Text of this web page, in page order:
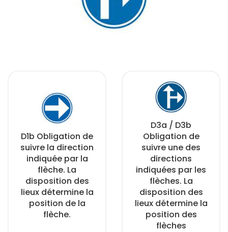
D1b Obligation de
suivre la direction
indiquée par la
flèche. La
disposition des
lieux détermine la
position de la
flèche.
D3a / D3b
Obligation de
suivre une des
directions
indiquées par les
flèches. La
disposition des
lieux détermine la
position des
flèches